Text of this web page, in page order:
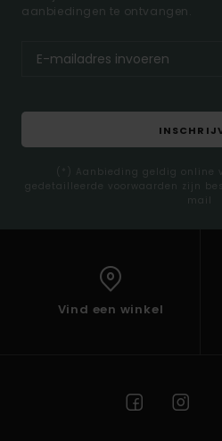
aanbiedingen te ontvangen.
(*) Aanbieding geldig online
gedetailleerde voorwaarden zijn
mail
Vind een winkel